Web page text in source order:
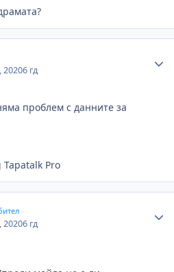
20206 гд
проблем с данните за
Pro
20206 гд